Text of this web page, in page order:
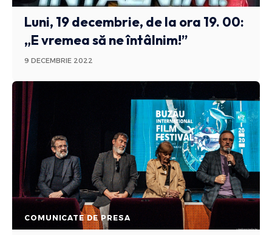
Luni, 19 decembrie, de la ora️ 19. 00:
„E vremea să ne întâlnim!”
9 DECEMBRIE 2022
COMUNICATE DE PRESA